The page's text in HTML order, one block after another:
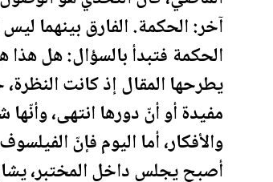
آخر: الحكمة. الفارق بينهما
الحكمة فتبدأ بالسؤال: هل
يطرحها المقال إذ كانت
مفيدة أو أنّ دورها انتهى،
والأفكار، أما اليوم فإنّ
أصبح يجلس داخل المختبر،